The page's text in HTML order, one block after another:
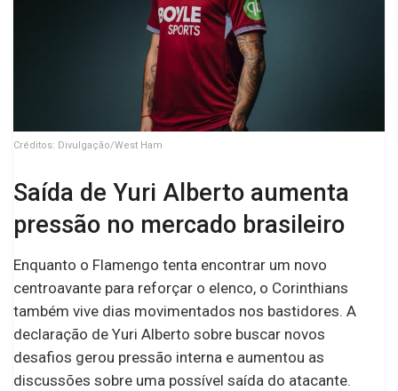
Créditos: Divulgação/West Ham
Saída de Yuri Alberto aumenta
pressão no mercado brasileiro
Enquanto o Flamengo tenta encontrar um novo
centroavante para reforçar o elenco, o Corinthians
também vive dias movimentados nos bastidores. A
declaração de Yuri Alberto sobre buscar novos
desafios gerou pressão interna e aumentou as
discussões sobre uma possível saída do atacante.